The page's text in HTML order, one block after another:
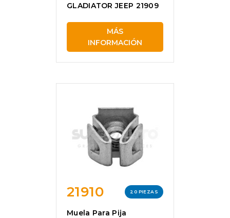
GLADIATOR JEEP 21909
MÁS
INFORMACIÓN
21910 20 PIEZAS
Muela Para Pija